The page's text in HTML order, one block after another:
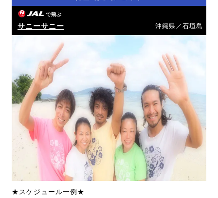
で飛ぶ
サニーサニー 沖縄県／石垣島
★スケジュール一例★